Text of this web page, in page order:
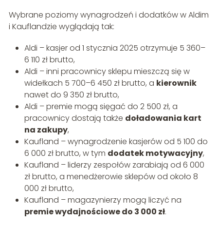
Wybrane poziomy wynagrodzeń i dodatków w Aldim
i Kauflandzie wyglądają tak:
Aldi – kasjer od 1 stycznia 2025 otrzymuje 5 360–
6 110 zł brutto,
Aldi – inni pracownicy sklepu mieszczą się w
widełkach 5 700–6 450 zł brutto, a kierownik
nawet do 9 350 zł brutto,
Aldi – premie mogą sięgać do 2 500 zł, a
pracownicy dostają także doładowania kart
na zakupy,
Kaufland – wynagrodzenie kasjerów od 5 100 do
6 000 zł brutto, w tym dodatek motywacyjny,
Kaufland – liderzy zespołów zarabiają od 6 000
zł brutto, a menedżerowie sklepów od około 8
000 zł brutto,
Kaufland – magazynierzy mogą liczyć na
premie wydajnościowe do 3 000 zł.